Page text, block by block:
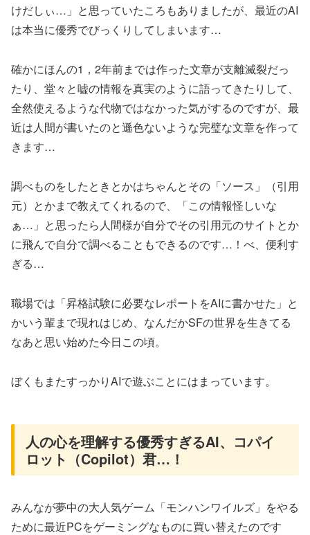
けだしぃ…」と思っていたころもありましたが、最近のAI
は本当に優秀でびっくりしてしまいます…
確かにほんの1，2年前までは作った文章が支離滅裂だっ
たり、堂々と嘘の情報を真実のように語ってきたりして、
全然使えるような代物ではなかった気がするのですが、最
近は人間が書いたのと遜色ないような完璧な文章を作って
きます…
調べものをしたときとかはちゃんとその「ソース」（引用
元）とかまで教えてくれるので、「この情報怪しいな
ぁ…」と思ったら人間様が自分でその引用元のサイトとか
に飛んで自分で調べることもできるのです…！べ、便利す
ぎる…
職場では「昇格試験に必要なレポートをAIに書かせた」と
かいう輩まで現れはじめ、なんだかSFの世界を生きてる
なあと思い始めた今日この頃。
ぼくもまたすっかりAIで遊ぶことにはまっています。
人の心を理解する優秀すぎるAI、コパイ
ロット（Copilot）君…！
みんなが夢中の大人気ゲーム「モンハンワイルズ」をやる
ために最近PCをゲーミングなものに買い替えたのです